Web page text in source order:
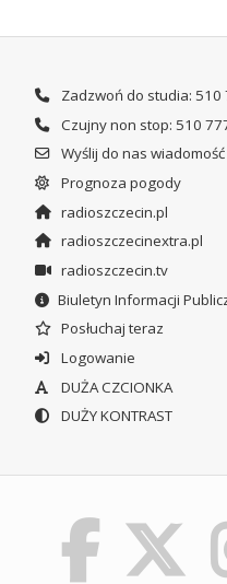
Zadzwoń do studia: 510
Czujny non stop: 510
Wyślij do nas wiadomość
Prognoza pogody
radioszczecin.pl
radioszczecinextra.pl
radioszczecin.tv
Biuletyn Informacji
Posłuchaj teraz
Logowanie
DUŻA CZCIONKA
DUŻY KONTRAST